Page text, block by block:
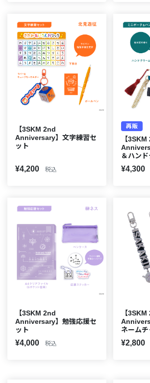
【3SKM 2nd
Anniversary】文字練習セ
ット
¥4,200 税込
再販
【
＆ハン
¥4,300
【3SKM 2nd
Anniversary】勉強応援セ
ット
¥4,000 税込
【
ネーム
¥2,800